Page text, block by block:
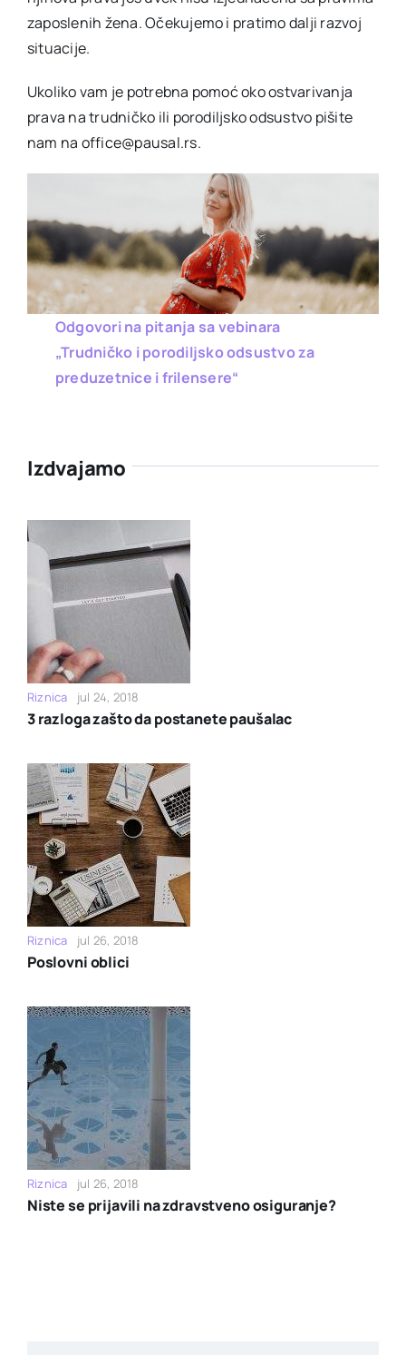
zaposlenih žena. Očekujemo i pratimo dalji razvoj
situacije.
Ukoliko vam je potrebna pomoć oko ostvarivanja
prava na trudničko ili porodiljsko odsustvo pišite
nam na office@pausal.rs.
Odgovori na pitanja sa vebinara
„Trudničko i porodiljsko odsustvo za
preduzetnice i frilensere“
Izdvajamo
Riznica jul 24, 2018
3 razloga zašto da postanete paušalac
Riznica jul 26, 2018
Poslovni oblici
Riznica jul 26, 2018
Niste se prijavili na zdravstveno osiguranje?